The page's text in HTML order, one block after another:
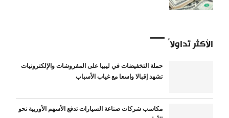
الأكثر تداولاً
حملة التخفيضات في ليبيا على المفروشات والإلكترونيات
تشهد إقبالا واسعا مع غياب الأسباب
مكاسب شركات صناعة السيارات تدفع الأسهم الأوربية نحو